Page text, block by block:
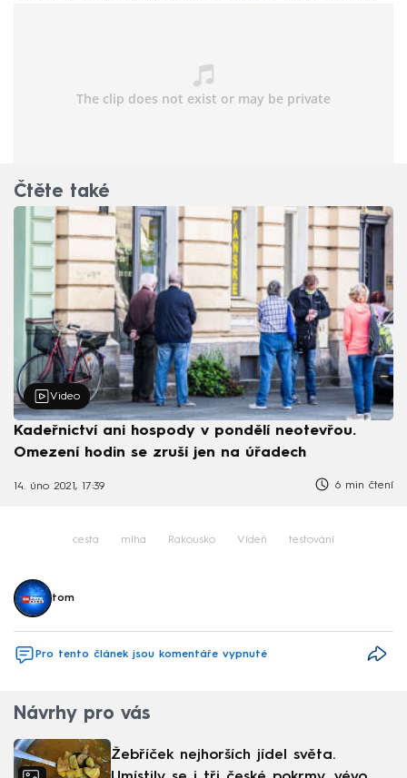
Čtěte také
Video
Kadeřnictví ani hospody v pondělí neotevřou.
Omezení hodin se zruší jen na úřadech
14. úno 2021, 17:39 6 min čtení
cesta mlha Rakousko Vídeň testování
tom
Pro tento článek jsou komentáře vypnuté
Návrhy pro vás
Žebříček nejhorších jídel světa.